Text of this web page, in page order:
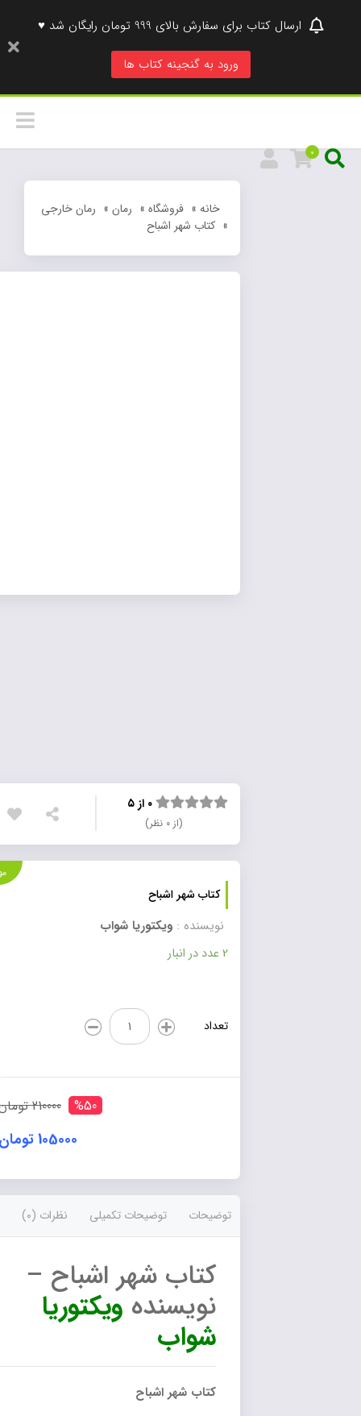
ارسال کتاب برای سفارش بالای 999 تومان رایگان شد ♥
ورود به گنجینه کتاب ها
فروشگاه » رمان» رمان خارجی
کتاب شهر اشباح
۰ از ۵
کتاب شهر اشباح
موجود
نویسنده :ویکتوریا شواب
کتاب
شهر
210000 تومان
105000 تومان
توضیحات توضیحات تکمیلی نظرات (0)
کتاب شهر اشباح –
نویسندهویکتوریا
شواب
کتاب شهر اشباح